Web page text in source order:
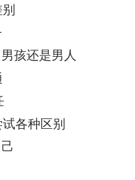
孩还是男人
各种区别